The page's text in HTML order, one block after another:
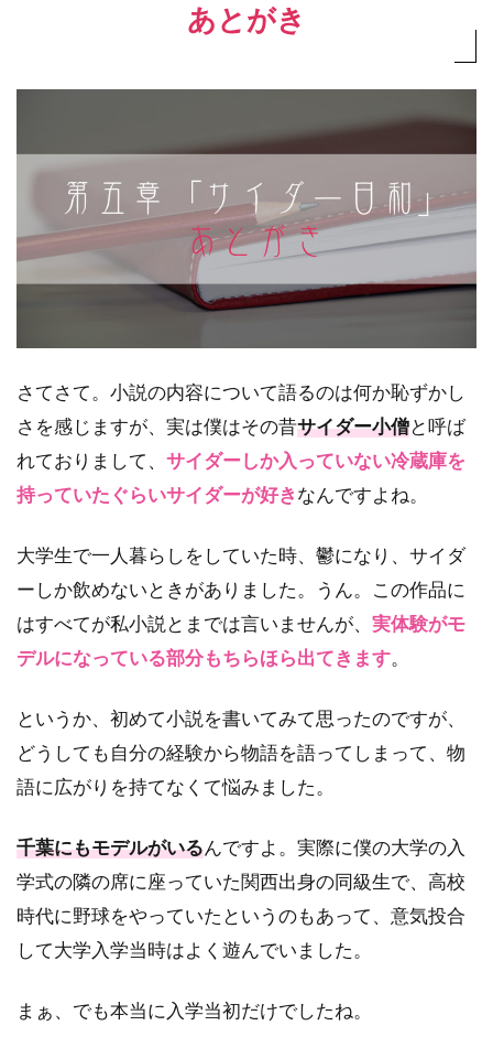
あとがき
さてさて。小説の内容について語るのは何か恥ずかし
さを感じますが、実は僕はその昔サイダー小僧と呼ば
れておりまして、 サイダーしか入っていない冷蔵庫を
持っていたぐらいサイダーが好きなんですよね。
大学生で一人暮らしをしていた時、鬱になり、サイダ
ーしか飲めないときがありました。うん。この作品に
はすべてが私小説とまでは言いませんが、 実体験がモ
デルになっている部分もちらほら出てきます。
というか、初めて小説を書いてみて思ったのですが、
どうしても自分の経験から物語を語ってしまって、物
語に広がりを持てなくて悩みました。
千葉にもモデルがいるんですよ。実際に僕の大学の入
学式の隣の席に座っていた関西出身の同級生で、高校
時代に野球をやっていたというのもあって、意気投合
して大学入学当時はよく遊んでいました。
まぁ、でも本当に入学当初だけでしたね。